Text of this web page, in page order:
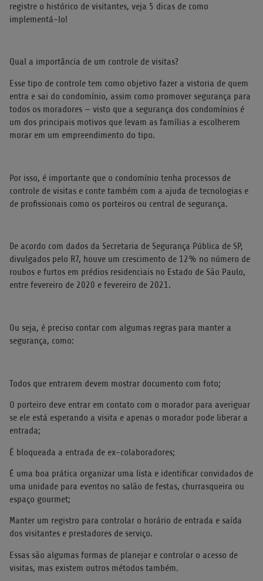
registre o histórico de visitantes, veja 5 dicas de como
implementá-lo!
Qual a importância de um controle de visitas?
Esse tipo de controle tem como objetivo fazer a vistoria de quem
entra e sai do condomínio, assim como promover segurança para
todos os moradores — visto que a segurança dos condomínios é
um dos principais motivos que levam as famílias a escolherem
morar em um empreendimento do tipo.
Por isso, é importante que o condomínio tenha processos de
controle de visitas e conte também com a ajuda de tecnologias e
de profissionais como os porteiros ou central de segurança.
De acordo com dados da Secretaria de Segurança Pública de SP,
divulgados pelo R7, houve um crescimento de 12% no número de
roubos e furtos em prédios residenciais no Estado de São Paulo,
entre fevereiro de 2020 e fevereiro de 2021.
Ou seja, é preciso contar com algumas regras para manter a
segurança, como:
Todos que entrarem devem mostrar documento com foto;
O porteiro deve entrar em contato com o morador para averiguar
se ele está esperando a visita e apenas o morador pode liberar a
entrada;
É bloqueada a entrada de ex-colaboradores;
É uma boa prática organizar uma lista e identificar convidados de
uma unidade para eventos no salão de festas, churrasqueira ou
espaço gourmet;
Manter um registro para controlar o horário de entrada e saída
dos visitantes e prestadores de serviço.
Essas são algumas formas de planejar e controlar o acesso de
visitas, mas existem outros métodos também.